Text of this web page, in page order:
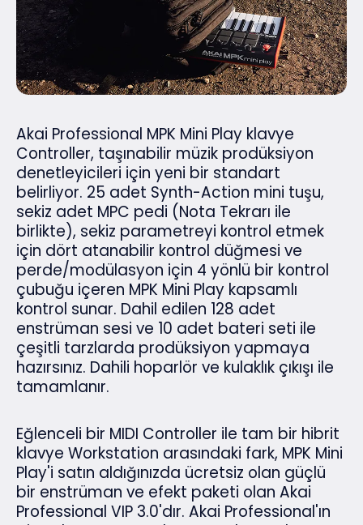
Akai Professional MPK Mini Play klavye
Controller, taşınabilir müzik prodüksiyon
denetleyicileri için yeni bir standart
belirliyor. 25 adet Synth-Action mini tuşu,
sekiz adet MPC pedi (Nota Tekrarı ile
birlikte), sekiz parametreyi kontrol etmek
için dört atanabilir kontrol düğmesi ve
perde/modülasyon için 4 yönlü bir kontrol
çubuğu içeren MPK Mini Play kapsamlı
kontrol sunar. Dahil edilen 128 adet
enstrüman sesi ve 10 adet bateri seti ile
çeşitli tarzlarda prodüksiyon yapmaya
hazırsınız. Dahili hoparlör ve kulaklık çıkışı ile
tamamlanır.
Eğlenceli bir MIDI Controller ile tam bir hibrit
klavye Workstation arasındaki fark, MPK Mini
Play'i satın aldığınızda ücretsiz olan güçlü
bir enstrüman ve efekt paketi olan Akai
Professional VIP 3.0'dır. Akai Professional'ın